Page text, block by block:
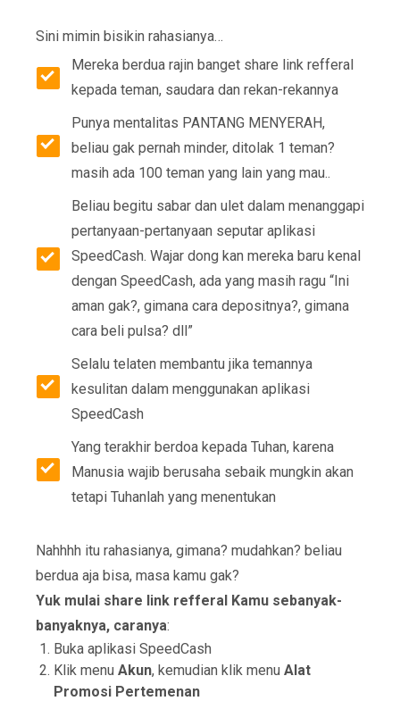
Sini mimin bisikin rahasianya…
Mereka berdua rajin banget share link refferal
kepada teman, saudara dan rekan-rekannya
Punya mentalitas PANTANG MENYERAH,
beliau gak pernah minder, ditolak 1 teman?
masih ada 100 teman yang lain yang mau..
Beliau begitu sabar dan ulet dalam menanggapi
pertanyaan-pertanyaan seputar aplikasi
SpeedCash. Wajar dong kan mereka baru kenal
dengan SpeedCash, ada yang masih ragu “Ini
aman gak?, gimana cara depositnya?, gimana
cara beli pulsa? dll”
Selalu telaten membantu jika temannya
kesulitan dalam menggunakan aplikasi
SpeedCash
Yang terakhir berdoa kepada Tuhan, karena
Manusia wajib berusaha sebaik mungkin akan
tetapi Tuhanlah yang menentukan
Nahhhh itu rahasianya, gimana? mudahkan? beliau
berdua aja bisa, masa kamu gak?
Yuk mulai share link refferal Kamu sebanyak-
banyaknya, caranya:
Buka aplikasi SpeedCash
Klik menu Akun, kemudian klik menu Alat
Promosi Pertemenan